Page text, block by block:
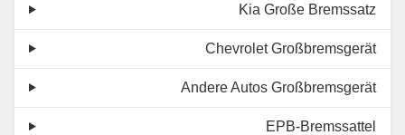
Kia Große Bremssatz
Chevrolet Großbremsgerät
Andere Autos Großbremsgerät
EPB-Bremssattel